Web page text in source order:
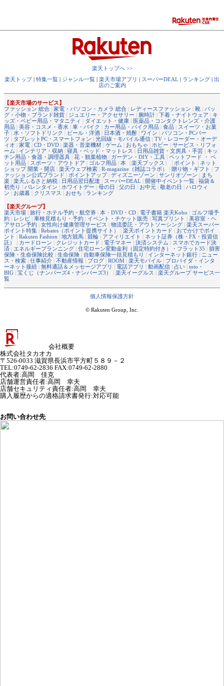
楽天トップへ >>
楽天トップ| 特集一覧 | ジャンル一覧 | 楽天市場アプリ | スーパーDEAL | ランキング | 出
店のご案内
【楽天市場のサービス】
ファッション 総合 | 家電・パソコン・カメラ 総合 | レディースファッション | 靴 | バッ
グ・小物・ブランド雑貨 | ジュエリー・アクセサリー | 腕時計 | 下着・ナイトウェア | キ
ッズ・ベビー用品・マタニティ | ダイエット・健康 | 医薬品・コンタクトレンズ・介護
用品 | 美容・コスメ・香水 | 車・バイク | カー用品・バイク用品 | 食品 | スイーツ・お菓
子 | 水・ソフトドリンク | ビール・洋酒 | 日本酒・焼酎 | ワイン | パソコン・PCパー
ツ | タブレットPC・スマートフォン | 光回線・モバイル通信 | TV・レコーダー・オーデ
ィオ | 家電 | CD・DVD | 楽器・音楽機材 | ゲーム | おもちゃ | ホビー | サービス・リフォ
ーム | インテリア・収納 | 寝具・ベッド・マットレス | 日用品雑貨・文房具・手芸 | キッ
チン用品・食器・調理器具 | 花・観葉植物 | ガーデン・DIY・工具 | ペットフード ・ ペ
ット用品 | スポーツ・アウトドア | ゴルフ用品 | 本 （楽天ブックス ） | ポイント | ネット
ショップ 開業・開店 | 楽天ウェブ検索 | R-magazine（雑誌コラボ） | 贈り物・ギフト | フ
ァッション公式ブランド | ポイントアップ| ディズニーゾーン | サンリオゾーン | まち
楽 | 楽天ふるさと納税 | 日用品翌日配達 | スーパーDEAL | 開催中イベント一覧 | 福袋＆
初売り | バレンタイン | ホワイトデー | 母の日 | 父の日 | お中元 | 敬老の日 | ハロウィ
ン | お歳暮 | クリスマス | おせち | ランキング
【楽天グループ】
楽天市場 | 旅行・ホテル予約・航空券 | 本・DVD・CD | 電子書籍 楽天Kobo | ゴルフ場予
約 | レシピ | 車検見積もり・予約 | イベント・チケット販売 | 写真プリント | 美容室・ヘ
アサロン予約 | 女性向け健康管理サービス | 物流委託・アウトソーシング | 楽天スーパー
ポイント特集 | Rebates（ポイント提携サイト） | 楽天ポイントカード | おでかけでポイ
ント | Rakuten Fashion | 地方競馬 | 競輪 | アフィリエイト | ネット証券（株・FX・投資信
託）
| カードローン | クレジットカード | 電子マネー | 決済システム | スマホでカード決
済 | エネルギープランニング | 住宅ローン変動金利（固定特約付き）・フラット35 | 損害
保険・生命保険比較 | 生命保険 | 自動車保険一括見積もり | インターネット銀行 | ニュー
ス・検索 | 仕事紹介 | 不動産情報 | ブログ | ROOM | 楽天モバイル | プロバイダ・インタ
ーネット接続 | 無料通話＆メッセージアプリ | 電話アプリ | 動画配信 | 占い | toto・
BIG | 宝くじ（ナンバーズ4・ナンバーズ3） | 楽天イーグルス | 楽天グループ サービス一
覧
個人情報保護方針
© Rakuten Group, Inc.
会社概要
株式会社タカオカ
〒526-0033 滋賀県長浜市平方町５８９－２
TEL:0749-62-2836 FAX:0749-62-2880
代表者:高岡 佳克
店舗運営責任者:高岡 幸夫
店舗セキュリティ責任者:高岡 幸夫
購入履歴からの適格請求書発行:対応可能
お問い合わせ先